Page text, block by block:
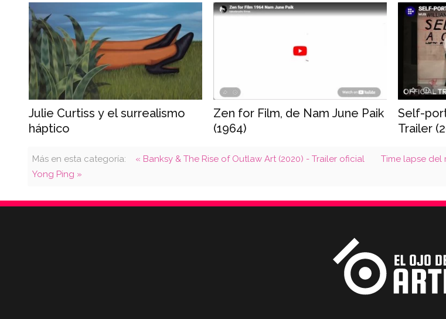
Julie Curtiss y el surrealismo
háptico
Zen for Film, de Nam June Paik
(1964)
Self-
Trailer
Más en esta categoría: « Banksy & The Rise of Outlaw Art (2020) - Trailer oficial
Time lapse del
Yong Ping »